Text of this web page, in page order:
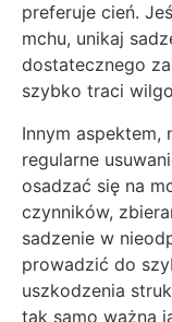
preferuje cień.
mchu, unikaj
dostatecznego
szybko traci
Innym
regularne
osadzać się na
czynników,
sadzenie w
prowadzić do
uszkodzenia
tak samo ważna